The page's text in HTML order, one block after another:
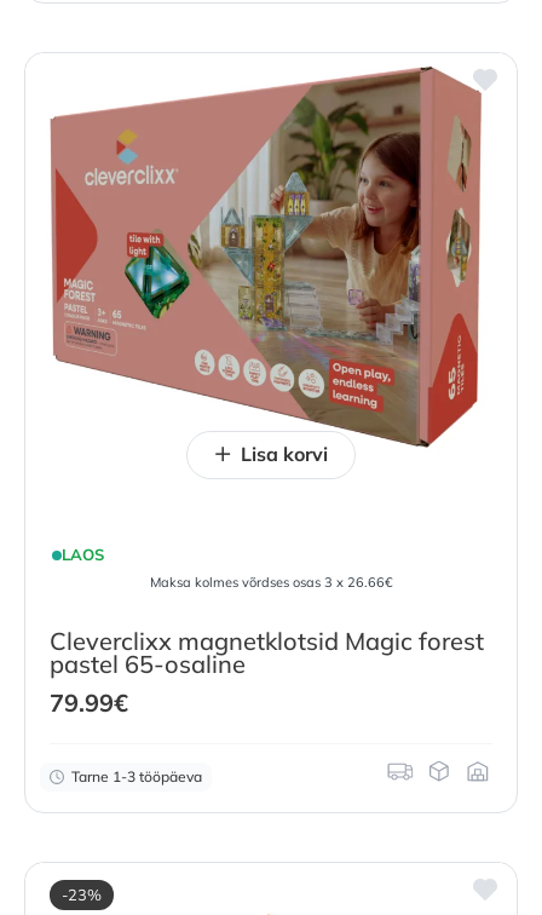
LAOS
Maksa kolmes võrdses osas 3 x 26.66€
Cleverclixx magnetklotsid Magic forest
pastel 65-osaline
79.99€
Tarne 1-3 tööpäeva
Lisa korvi
-23%